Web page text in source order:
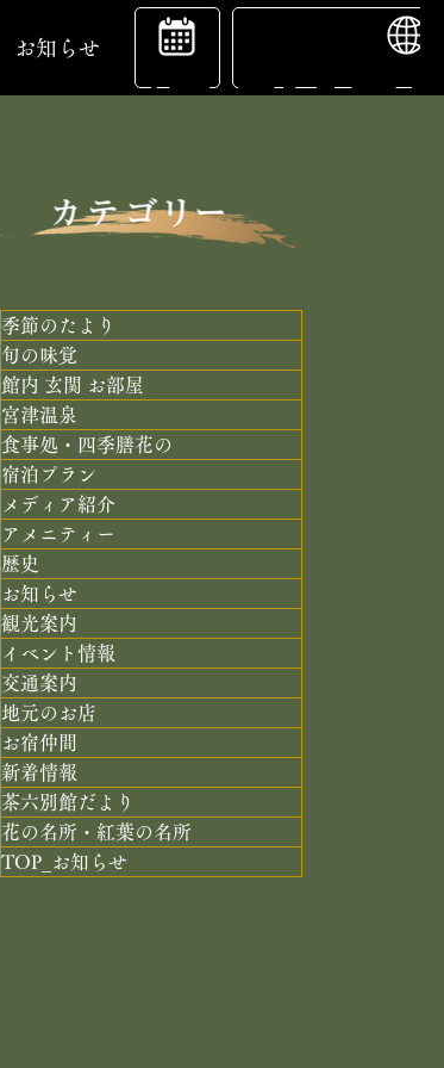
お知らせ
宿
泊
予
約
季節のたより
旬の味覚
館内 玄関 お部屋
宮津温泉
食事処・四季膳花の
宿泊プラン
メディア紹介
アメニティー
歴史
お知らせ
観光案内
イベント情報
交通案内
地元のお店
お宿仲間
新着情報
茶六別館だより
花の名所・紅葉の名所
TOP_お知らせ